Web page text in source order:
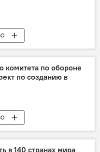
комитета по обороне
по созданию в
в 140 странах мира